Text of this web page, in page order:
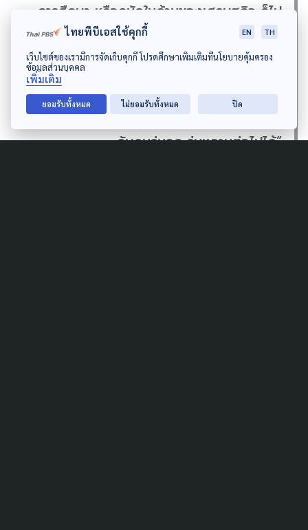
การศึกษา หรือถนัดในด้านของเศรษฐกิจ ก็ไป
พัฒนาในเรื่องเศรษฐกิจ แต่ไม่ว่าจะพัฒนาใน
ด้านไหน ทุกคนก็สามารถมีส่วนร่วมต่อการ
พัฒนาได้ เพียงแค่ให้เรามีความรู้สึกที่อยากจะ
พัฒนาสังคม ซึ่งก็จะทำให้กลายเป็นสังคมที่ดีให้
กับคนรุ่นลูก รุ่นหลานต่อไปได้”
ไทยพีบีเอสใช้คุกกี้ EN TH
เว็บไซต์ของเรามีการจัดเก็บคุกกี้ โปรดศึกษาเพิ่มเติมที่นโยบายคุ้มครอง
ข้อมูลส่วนบุคคล
เพิ่มเติม
ยอมรับทั้งหมด ไม่ยอมรับทั้งหมด ปิด